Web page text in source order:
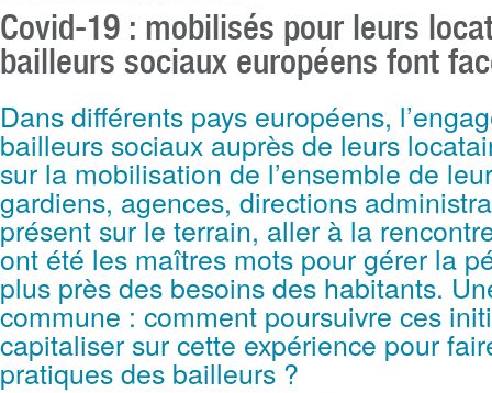
Covid-19 : mobilisés pour leurs
bailleurs sociaux européens font
Dans différents pays européens,
bailleurs sociaux auprès de leurs
sur la mobilisation de l’ensemble de
gardiens, agences, directions
présent sur le terrain, aller à la
ont été les maîtres mots pour gérer la
plus près des besoins des habitants.
commune : comment poursuivre ces
capitaliser sur cette expérience pour
pratiques des bailleurs ?